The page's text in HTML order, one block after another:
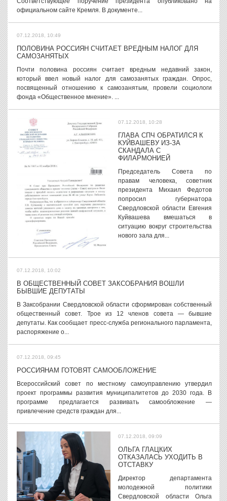
официальном сайте Кремля. В документе...
07.12.2018, 10:49
ПОЛОВИНА РОССИЯН СЧИТАЕТ ВРЕДНЫМ НАЛОГ ДЛЯ
САМОЗАНЯТЫХ
Почти половина россиян считает вредным недавний закон,
который ввел новый налог для самозанятых граждан. Опрос,
посвященный отношению к самозанятым, провели социологи
фонда «Общественное мнение». ...
07.12.2018, 10:28
ГЛАВА СПЧ ОБРАТИЛСЯ К
КУЙВАШЕВУ ИЗ-ЗА
СКАНДАЛА С
ФИЛАРМОНИЕЙ
Председатель Совета по
правам человека, советник
президента Михаил Федотов
попросил губернатора
Свердловской области Евгения
Куйвашева вмешаться в
ситуацию вокруг строительства
нового зала для...
07.12.2018, 10:02
В ОБЩЕСТВЕННЫЙ СОВЕТ ЗАКСОБРАНИЯ ВОШЛИ
БЫВШИЕ ДЕПУТАТЫ
В Заксобрании Свердловской области сформирован собственный
общественный совет. Трое из 12 членов совета — бывшие
депутаты. Как сообщает пресс-служба регионального парламента,
распоряжение о...
07.12.2018, 09:45
РОССИЯНАМ ГОТОВЯТ САМООБЛОЖЕНИЕ
Всероссийский совет по местному самоуправлению утвердил
проект программы развития муниципалитетов до 2030 года. В
программе предлагается развивать самообложение —
привлечение средств граждан для...
07.12.2018, 09:09
ОЛЬГА ГЛАЦКИХ
ОТКАЗАЛАСЬ УХОДИТЬ В
ОТСТАВКУ
Директор департамента
молодежной политики
Свердловской области Ольга